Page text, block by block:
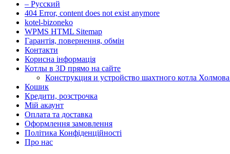
– Русский
404 Error, content does not exist anymore
kotel-bizoneko
WPMS HTML Sitemap
Гарантія, повернення, обмін
Контакти
Корисна інформація
Котлы в 3D прямо на сайте
Конструкция и устройство шахтного котла
Кошик
Кредити, розстрочка
Мій акаунт
Оплата та доставка
Оформлення замовлення
Політика Конфіденційності
Про нас